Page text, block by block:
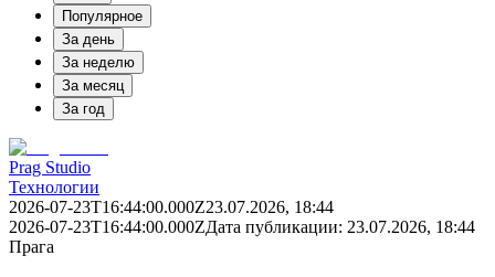
Популярное
За день
За неделю
За месяц
За год
Prag Studio
Технологии
2026-07-23T16:44:00.000Z23.07.2026, 18:44
2026-07-23T16:44:00.000ZДата публикации: 23.07.2026, 18:44
Прага